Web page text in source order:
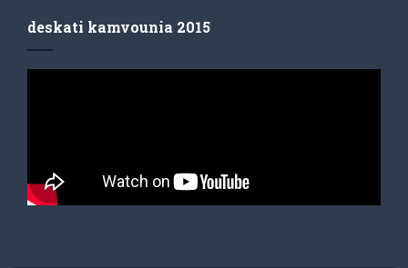
deskati kamvounia 2015